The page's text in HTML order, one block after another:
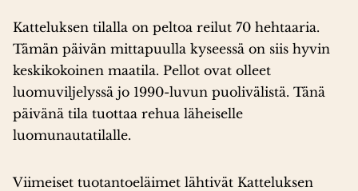
Katteluksen tilalla on peltoa reilut 70 hehtaaria.
Tämän päivän mittapuulla kyseessä on siis hyvin
keskikokoinen maatila. Pellot ovat olleet
luomuviljelyssä jo 1990-luvun puolivälistä. Tänä
päivänä tila tuottaa rehua läheiselle
luomunautatilalle.
Viimeiset tuotantoeläimet lähtivät Katteluksen